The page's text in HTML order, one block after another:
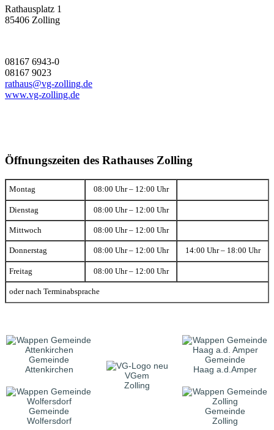
Rathausplatz 1
85406 Zolling
08167 6943-0
08167 9023
rathaus@vg-zolling.de
www.vg-zolling.de
Öffnungszeiten des Rathauses Zolling
Montag 08:00 Uhr – 12:00 Uhr
Dienstag 08:00 Uhr – 12:00 Uhr
Mittwoch 08:00 Uhr – 12:00 Uhr
Donnerstag 08:00 Uhr – 12:00 Uhr 14:00 Uhr – 18:00 Uhr
Freitag 08:00 Uhr – 12:00 Uhr
oder nach Terminabsprache
Gemeinde
Attenkirchen
VGem
Zolling
Gemeinde
Haag a.d.Amper
Gemeinde
Wolfersdorf
Gemeinde
Zolling